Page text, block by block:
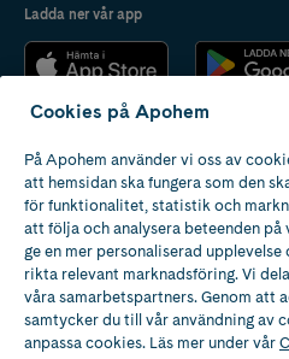
Ladda ner vår app
Apotek med tillstånd
av Läkemedelsverket
Cookies på Apohem
På Apohem använder vi oss av
att hemsidan ska fungera som den
för funktionalitet, statistik och
att följa och analysera beteenden på
ge en mer personaliserad upplevelse
rikta relevant marknadsföring. Vi
våra samarbetspartners. Genom att
samtycker du till vår användning av
anpassa cookies. Läs mer under vår